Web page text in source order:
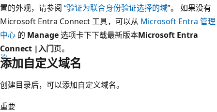
置的外观，请参阅 “验证为联合身份验证选择的域”。 如果没有
Microsoft Entra Connect 工具，可以从 Microsoft Entra 管理
中心 的 Manage选项卡下下载最新版本Microsoft Entra
Connect |入门页。
添加自定义域名
创建目录后，可以添加自定义域名。
重要